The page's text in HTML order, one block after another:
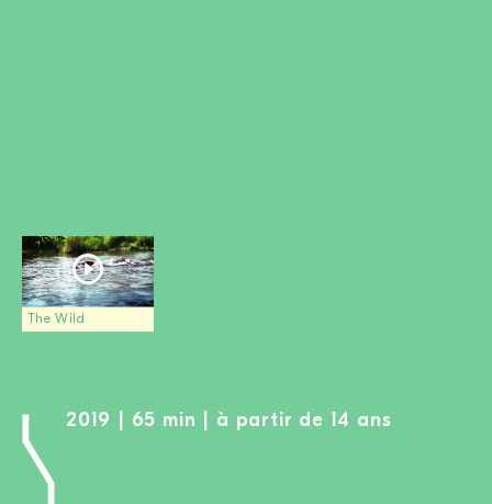
The Wild
2019 | 65 min | à partir de 14 ans
Kits de film
Login